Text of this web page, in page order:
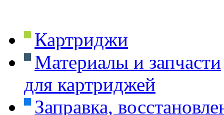
Картриджи
Материалы и запчасти
для картриджей
Заправка,